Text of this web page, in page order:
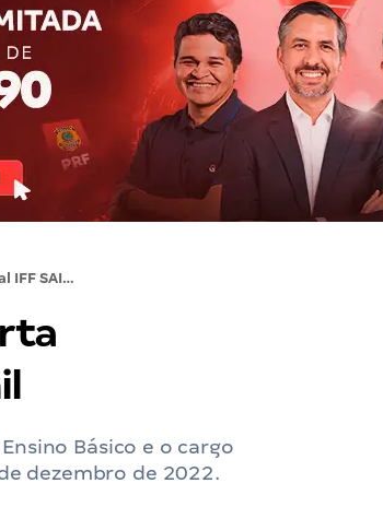
Edital IFF SAIU! Concurso oferta remuneração de até R$ 9,6 mil
Básico e o cargo
dezembro de 2022.